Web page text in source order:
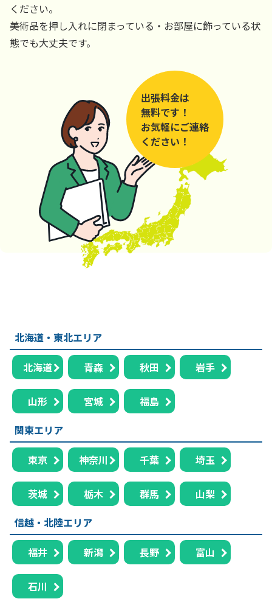
ください。
美術品を押し入れに閉まっている・お部屋に飾っている状
態でも大丈夫です。
出張料金は
無料です！
お気軽にご連絡
ください！
北海道・東北エリア
北海道 青森 秋田 岩手
山形 宮城
福島
関東エリア
東京 神奈川 千葉 埼玉
茨城 栃木 群馬
山梨
信越・北陸エリア
福井 新潟 長野 富山
石川